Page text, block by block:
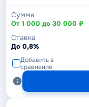
Сумма
От 1 000 до 30 000 ₽
Ставка
До 0,8%
Добавить в
сравнение